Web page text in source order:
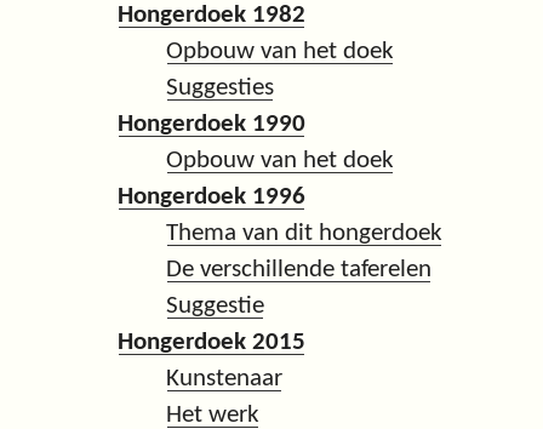
Hongerdoek 1982
Opbouw van het doek
Suggesties
Hongerdoek 1990
Opbouw van het doek
Hongerdoek 1996
Thema van dit hongerdoek
De verschillende taferelen
Suggestie
Hongerdoek 2015
Kunstenaar
Het werk